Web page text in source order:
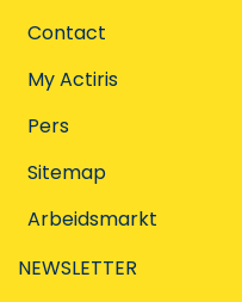
Contact
My Actiris
Pers
Sitemap
Arbeidsmarkt
NEWSLETTER